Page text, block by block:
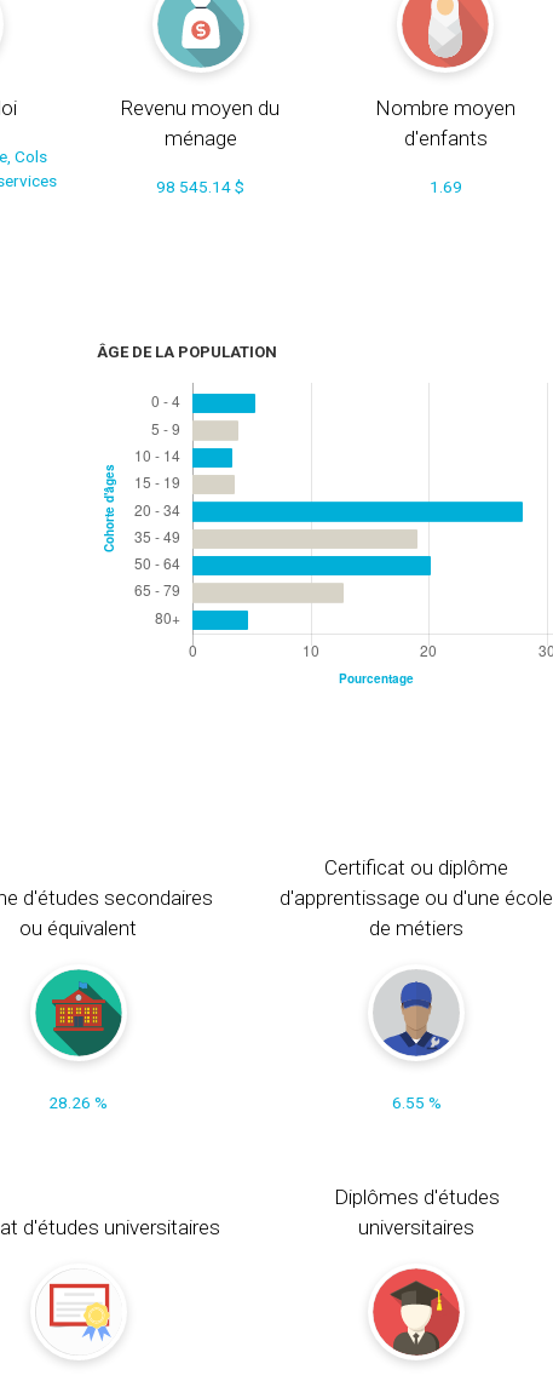
Cols
Revenu moyen du
ménage
98 545.14 $
Nombre moyen
d'enfants
1.69
ÂGE DE LA POPULATION
d'études secondaires
ou équivalent
28.26 %
Certificat ou diplôme
d'apprentissage ou d'une école
de métiers
6.55 %
d'études universitaires
Diplômes d'études
universitaires